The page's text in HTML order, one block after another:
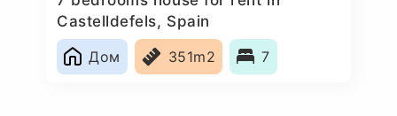
Castelldefels, Spain
Дом
351m2 7